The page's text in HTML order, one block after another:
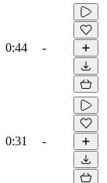
0:44 -
0:31 -